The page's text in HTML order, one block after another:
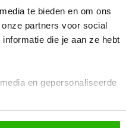
te bieden en om ons
partners voor social
die je aan ze hebt
en gepersonaliseerde
console for more